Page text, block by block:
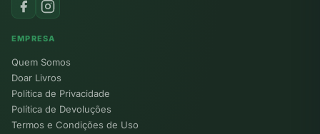
EMPRESA
Quem Somos
Doar Livros
Política de Privacidade
Política de Devoluções
Termos e Condições de Uso